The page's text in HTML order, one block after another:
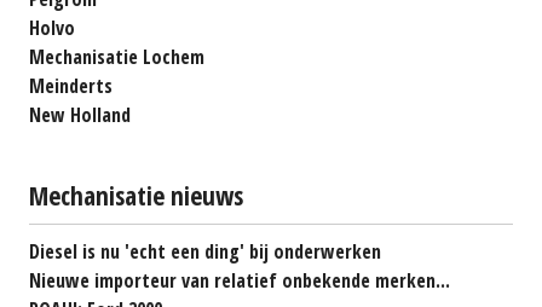
Holvo
Mechanisatie Lochem
Meinderts
New Holland
Mechanisatie nieuws
Diesel is nu 'echt een ding' bij onderwerken
Nieuwe importeur van relatief onbekende merken...